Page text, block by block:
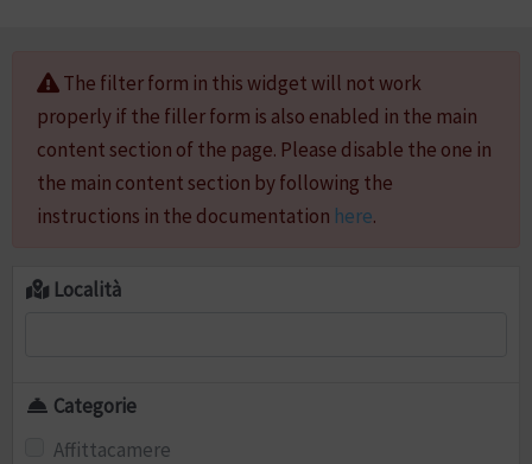
The filter form in this widget will not work
properly if the filler form is also enabled in the main
content section of the page. Please disable the one in
the main content section by following the
instructions in the documentation here.
Località
Categorie
Affittacamere